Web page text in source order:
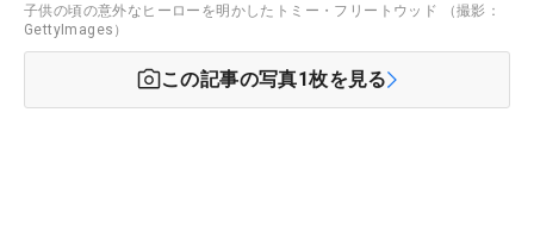
子供の頃の意外なヒーローを明かしたトミー・フリートウッド （撮影：
GettyImages）
この記事の写真1枚を見る